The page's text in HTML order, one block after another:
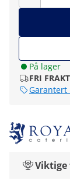
På lager
FRI FRAKT
Garantert